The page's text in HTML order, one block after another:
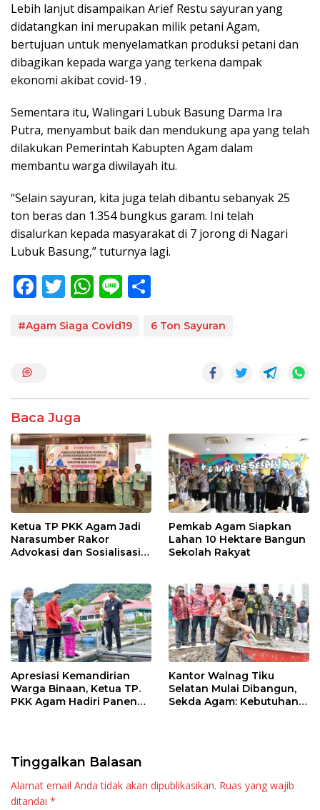
Lebih lanjut disampaikan Arief Restu sayuran yang
didatangkan ini merupakan milik petani Agam,
bertujuan untuk menyelamatkan produksi petani dan
dibagikan kepada warga yang terkena dampak
ekonomi akibat covid-19 .
Sementara itu, Walingari Lubuk Basung Darma Ira
Putra, menyambut baik dan mendukung apa yang telah
dilakukan Pemerintah Kabupten Agam dalam
membantu warga diwilayah itu.
“Selain sayuran, kita juga telah dibantu sebanyak 25
ton beras dan 1.354 bungkus garam. Ini telah
disalurkan kepada masyarakat di 7 jorong di Nagari
Lubuk Basung,” tuturnya lagi.
F
e
o
k
T
itt
W
at
p
Li
e ar
#Agam Siaga Covid19 6 Ton Sayuran
Baca Juga
Ketua TP PKK Agam Jadi
Narasumber Rakor
Advokasi dan Sosialisasi
Pemkab Agam Siapkan
Lahan 10 Hektare Bangun
Sekolah Rakyat
Apresiasi Kemandirian
Warga Binaan, Ketua TP.
PKK Agam Hadiri Panen
Kantor Walnag Tiku
Selatan Mulai Dibangun,
Sekda Agam: Kebutuhan
Tinggalkan Balasan
Alamat email Anda tidak akan dipublikasikan. Ruas yang wajib
ditandai *